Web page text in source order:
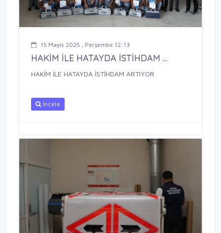
15 Mayıs 2025 , Perşembe 12:13
HAKİM İLE HATAYDA İSTİHDAM ...
HAKİM İLE HATAYDA İSTİHDAM ARTIYOR
İncele